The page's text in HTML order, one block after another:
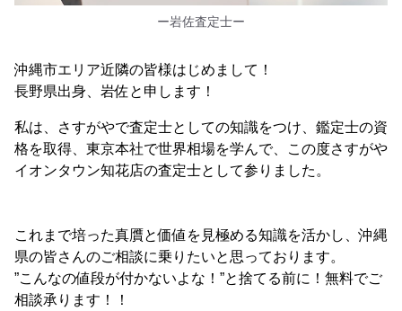
ー岩佐査定士ー
沖縄市エリア近隣の皆様はじめまして！
長野県出身、岩佐と申します！
私は、さすがやで査定士としての知識をつけ、鑑定士の資
格を取得、東京本社で世界相場を学んで、この度さすがや
イオンタウン知花店の査定士として参りました。
これまで培った真贋と価値を見極める知識を活かし、沖縄
県の皆さんのご相談に乗りたいと思っております。
”こんなの値段が付かないよな！”と捨てる前に！無料でご
相談承ります！！